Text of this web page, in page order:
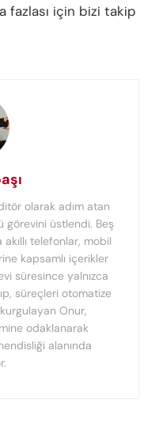
fazlası için bizi takip
olarak adım atan
görevini üstlendi. Beş
telefonlar, mobil
kapsamlı içerikler
süresince yalnızca
süreçleri otomatize
Onur,
odaklanarak
alanında